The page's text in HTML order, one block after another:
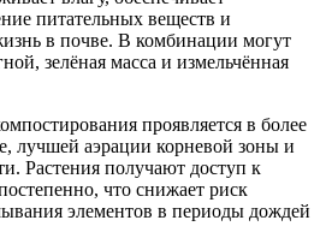
питательных веществ и
в почве. В комбинации могут
зелёная масса и измельчённая
проявляется в более
лучшей аэрации корневой зоны и
Растения получают доступ к
что снижает риск
элементов в периоды дождей